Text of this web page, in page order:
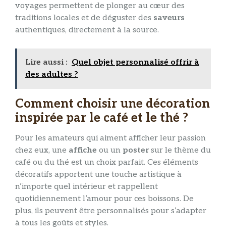
voyages permettent de plonger au cœur des
traditions locales et de déguster des saveurs
authentiques, directement à la source.
Lire aussi : Quel objet personnalisé offrir à
des adultes ?
Comment choisir une décoration
inspirée par le café et le thé ?
Pour les amateurs qui aiment afficher leur passion
chez eux, une affiche ou un postersur le thème du
café ou du thé est un choix parfait. Ces éléments
décoratifs apportent une touche artistique à
n’importe quel intérieur et rappellent
quotidiennement l’amour pour ces boissons. De
plus, ils peuvent être personnalisés pour s’adapter
à tous les goûts et styles.